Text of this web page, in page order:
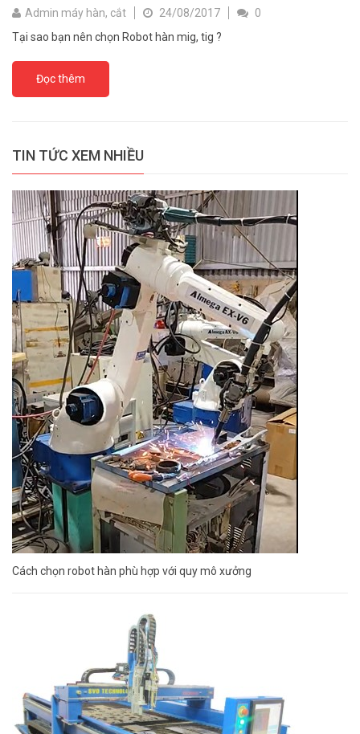
Admin máy hàn, cắt 24/08/2017
0
Tại sao bạn nên chọn Robot hàn mig, tig ?
Đọc thêm
TIN TỨC XEM NHIỀU
Cách chọn robot hàn phù hợp với quy mô xưởng